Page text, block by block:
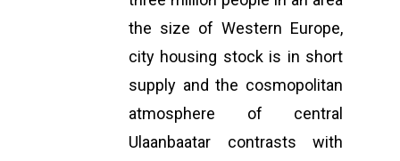
the size of Western Europe,
city housing stock is in short
supply and the cosmopolitan
atmosphere of central
Ulaanbaatar contrasts with